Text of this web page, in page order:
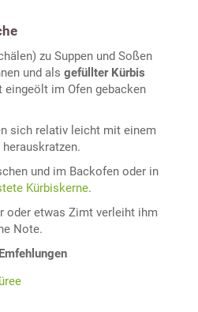
zu Suppen und Soßen
und als gefüllter Kürbis
eingeölt im Ofen gebacken
sich relativ leicht mit einem
und im Backofen oder in
Kürbiskerne.
oder etwas Zimt verleiht ihm
Note.